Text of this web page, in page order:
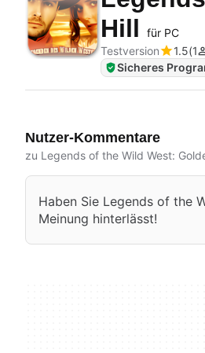
Hill
für PC
Testversion
1.5 1
Sicheres
Nutzer-Kommentare
zu Legends of the Wild West:
Haben Sie Legends of the
Meinung hinterlässt!